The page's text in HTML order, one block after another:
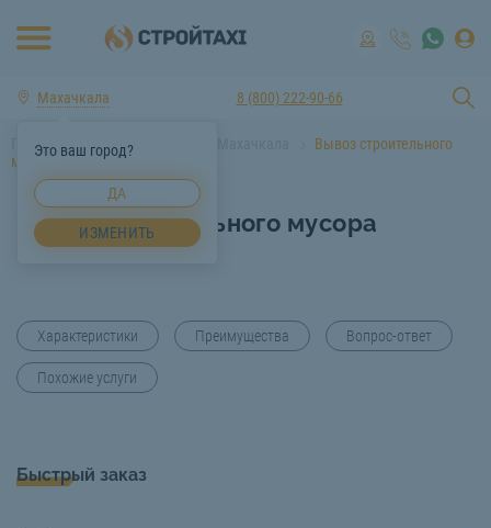
Махачкала
Это ваш город?
ДА
ИЗМЕНИТЬ
8 (800) 222-90-66
Главная Услуги спецтехники Махачкала
Вывоз строительного
мусора Махачкала
Вывоз строительного мусора
Махачкала
Характеристики Преимущества Вопрос-ответ
Похожие услуги
Быстрый заказ